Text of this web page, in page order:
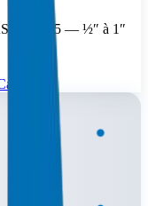
S435 — ½″ à 1″